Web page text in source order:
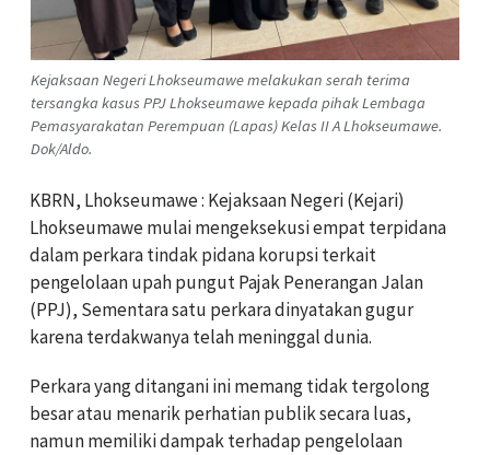
Kejaksaan Negeri Lhokseumawe melakukan serah terima
tersangka kasus PPJ Lhokseumawe kepada pihak Lembaga
Pemasyarakatan Perempuan (Lapas) Kelas II A Lhokseumawe.
Dok/Aldo.
KBRN, Lhokseumawe : Kejaksaan Negeri (Kejari)
Lhokseumawe mulai mengeksekusi empat terpidana
dalam perkara tindak pidana korupsi terkait
pengelolaan upah pungut Pajak Penerangan Jalan
(PPJ), Sementara satu perkara dinyatakan gugur
karena terdakwanya telah meninggal dunia.
Perkara yang ditangani ini memang tidak tergolong
besar atau menarik perhatian publik secara luas,
namun memiliki dampak terhadap pengelolaan